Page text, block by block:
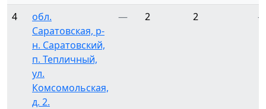
4
обл.
Саратовская, р-
н. Саратовский,
п. Тепличный,
ул.
Комсомольская,
д. 2.
— 2 2